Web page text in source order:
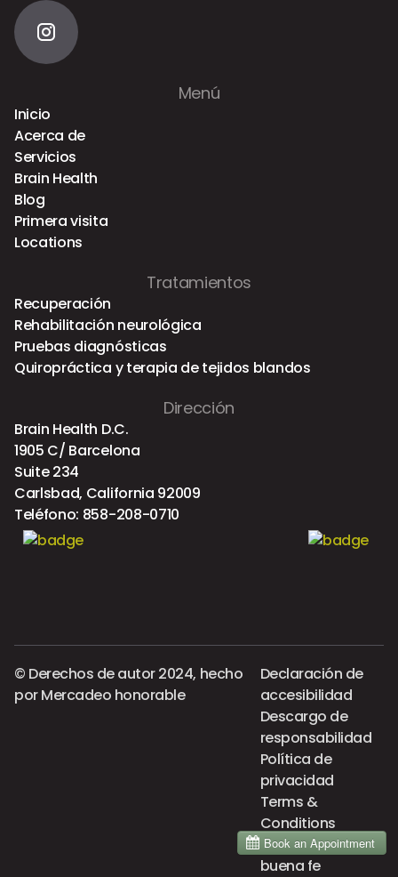
Menú
Inicio
Acerca de
Servicios
Brain Health
Blog
Primera visita
Locations
Tratamientos
Recuperación
Rehabilitación neurológica
Pruebas diagnósticas
Quiropráctica y terapia de tejidos blandos
Dirección
Brain Health D.C.
1905 C/ Barcelona
Suite 234
Carlsbad, California 92009
Teléfono: 858-208-0710
© Derechos de autor 2024, hecho
porMercadeo honorable
Declaración de
accesibilidad
Descargo de
responsabilidad
Política de
privacidad
Terms &
Conditions
Estimación de
buena fe